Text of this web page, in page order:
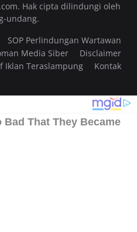
Hak cipta dilindungi oleh
undang.
SOP Perlindungan Wartawan
Media Siber
Disclaimer
Iklan Teraslampung
Kontak